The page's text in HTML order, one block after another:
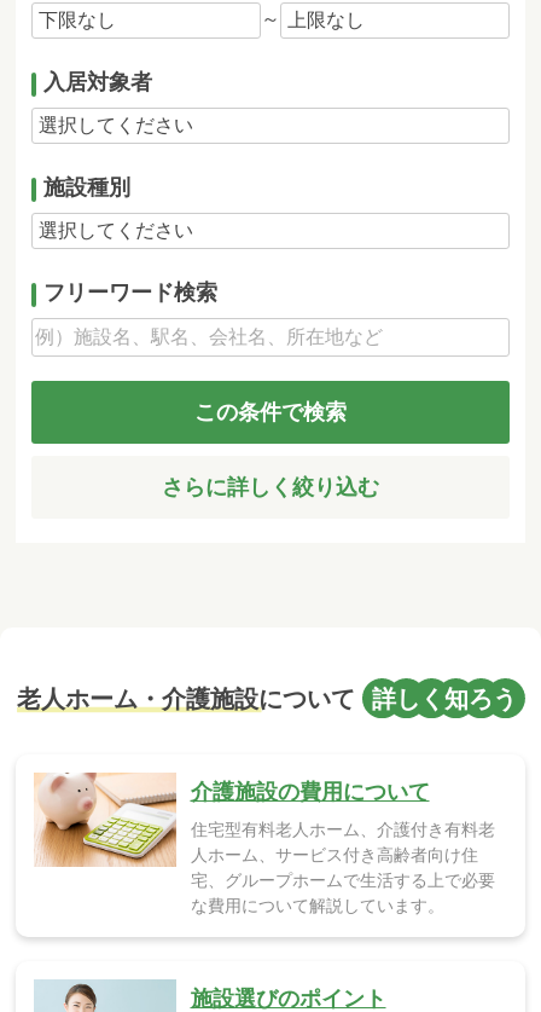
～
入居対象者
施設種別
フリーワード検索
この条件で検索
さらに詳しく絞り込む
介護施設の費用について
住宅型有料老人ホーム、介護付き有料老
人ホーム、サービス付き高齢者向け住
宅、グループホームで生活する上で必要
な費用について解説しています。
施設選びのポイント